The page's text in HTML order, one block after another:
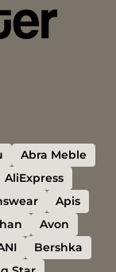
Abra Meble
AliExpress
Apis
Avon
Bershka